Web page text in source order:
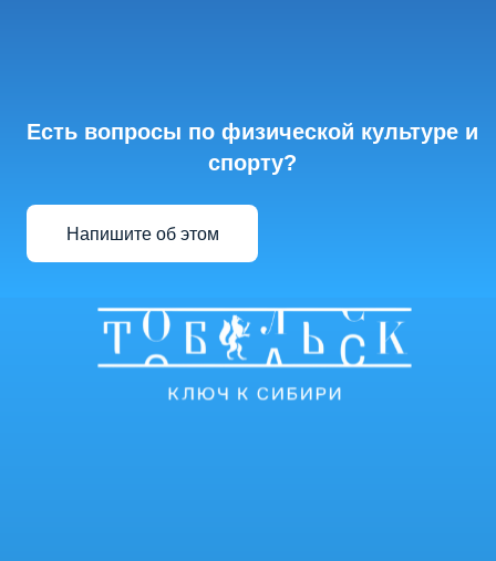
Есть вопросы по физической культуре и
спорту?
Напишите об этом